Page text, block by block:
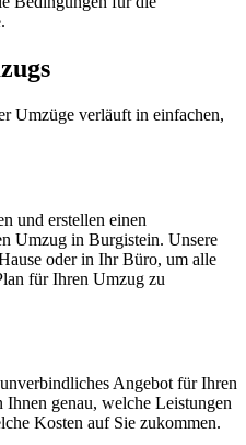
Umzüge verläuft in einfachen,
und erstellen einen
Umzug in Burgistein. Unsere
oder in Ihr Büro, um alle
für Ihren Umzug zu
Angebot für Ihren
genau, welche Leistungen
Kosten auf Sie zukommen.